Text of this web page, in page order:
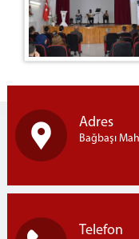
Adres
Bağbaşı
Telefon